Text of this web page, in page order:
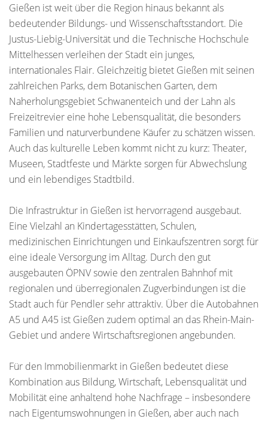
Gießen ist weit über die Region hinaus bekannt als
bedeutender Bildungs- und Wissenschaftsstandort. Die
Justus-Liebig-Universität und die Technische Hochschule
Mittelhessen verleihen der Stadt ein junges,
internationales Flair. Gleichzeitig bietet Gießen mit seinen
zahlreichen Parks, dem Botanischen Garten, dem
Naherholungsgebiet Schwanenteich und der Lahn als
Freizeitrevier eine hohe Lebensqualität, die besonders
Familien und naturverbundene Käufer zu schätzen wissen.
Auch das kulturelle Leben kommt nicht zu kurz: Theater,
Museen, Stadtfeste und Märkte sorgen für Abwechslung
und ein lebendiges Stadtbild.
Die Infrastruktur in Gießen ist hervorragend ausgebaut.
Eine Vielzahl an Kindertagesstätten, Schulen,
medizinischen Einrichtungen und Einkaufszentren sorgt für
eine ideale Versorgung im Alltag. Durch den gut
ausgebauten ÖPNV sowie den zentralen Bahnhof mit
regionalen und überregionalen Zugverbindungen ist die
Stadt auch für Pendler sehr attraktiv. Über die Autobahnen
A5 und A45 ist Gießen zudem optimal an das Rhein-Main-
Gebiet und andere Wirtschaftsregionen angebunden.
Für den Immobilienmarkt in Gießen bedeutet diese
Kombination aus Bildung, Wirtschaft, Lebensqualität und
Mobilität eine anhaltend hohe Nachfrage – insbesondere
nach Eigentumswohnungen in Gießen, aber auch nach